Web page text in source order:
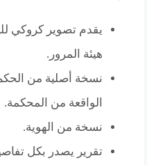
يقدم تصوير كروكي
هيئة المرور.
نسخة أصلية من
الواقعة من المحكمة.
نسخة من الهوية.
تقرير يصدر بكل